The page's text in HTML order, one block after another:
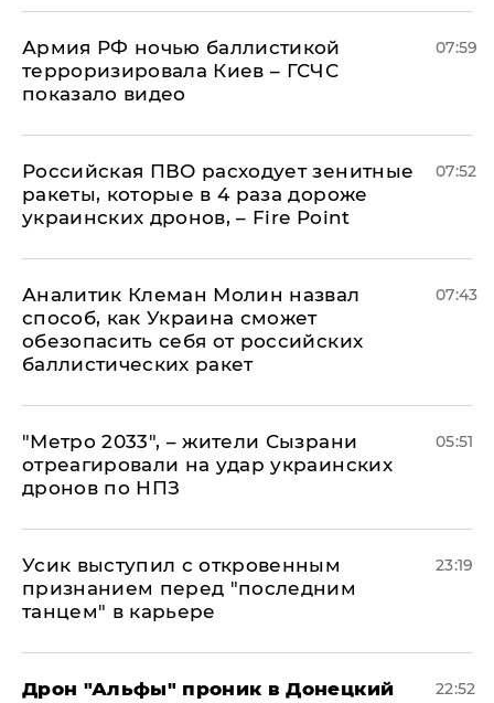
Армия РФ ночью баллистикой
терроризировала Киев – ГСЧС
показало видео
07:59
Российская ПВО расходует зенитные
ракеты, которые в 4 раза дороже
украинских дронов, – Fire Point
07:52
Аналитик Клеман Молин назвал
способ, как Украина сможет
обезопасить себя от российских
баллистических ракет
07:43
"Метро 2033", – жители Сызрани
отреагировали на удар украинских
дронов по НПЗ
05:51
Усик выступил с откровенным
признанием перед "последним
танцем" в карьере
23:19
Дрон "Альфы" проник в Донецкий
22:52